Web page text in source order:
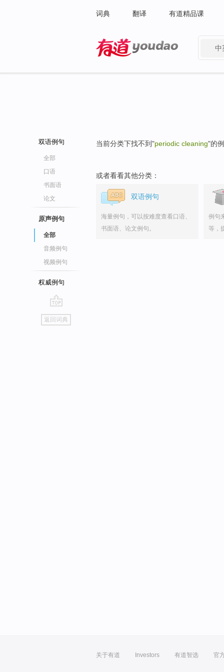
词典 翻译 有道精品课
中
双语例句
全部
口语
书面语
论文
原声例句
全部
音频例句
视频例句
权威例句
go
top
返回词典
当前分类下找不到"periodic cleaning"的例
或者看看其他分类：
双语例句
海量例句，可以按难度查看口语、
书面语、论文例句。
例句
等，
关于有道 Investors 有道智选 官